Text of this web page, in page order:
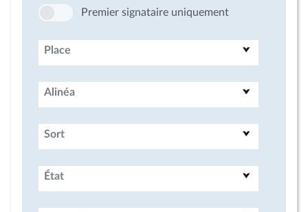
Premier signataire uniquement
Place
Alinéa
Sort
État